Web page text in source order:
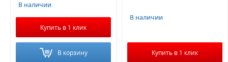
В наличии
Купить в 1 клик
В корзину
В наличии
Купить в 1 клик